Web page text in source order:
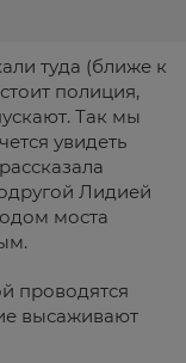
туда (ближе к
полиция,
Так мы
увидеть
Лидией
моста
проводятся
высаживают